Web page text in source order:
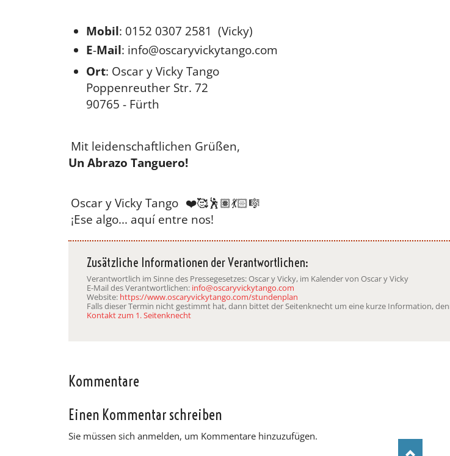
Mobil: 0152 0307 2581 (Vicky)
E-Mail: info@oscaryvickytango.com
Ort: Oscar y Vicky Tango
Poppenreuther Str. 72
90765 - Fürth
Mit leidenschaftlichen Grüßen,
Un Abrazo Tanguero!
Oscar y Vicky Tango ❤️🥰🕺🏽💃🏻🎼
¡Ese algo... aquí entre nos!
Zusätzliche Informationen der Verantwortlichen:
Verantwortlich im Sinne des Pressegesetzes: Oscar y Vicky, im Kalender von Oscar y Vicky
E-Mail des Verantwortlichen: info@oscaryvickytango.com
Website: https://www.oscaryvickytango.com/stundenplan
Falls dieser Termin nicht gestimmt hat, dann bittet der Seitenknecht um eine kurze Information,
Kontakt zum 1. Seitenknecht
Kommentare
Einen Kommentar schreiben
Sie müssen sich anmelden, um Kommentare hinzuzufügen.